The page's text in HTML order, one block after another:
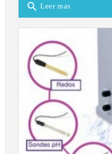
search Leer mas